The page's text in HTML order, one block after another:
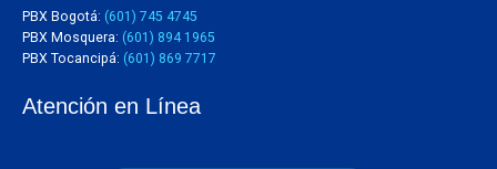
PBX Bogotá: (601) 745 4745
PBX Mosquera: (601) 894 1965
PBX Tocancipá: (601) 869 7717
Atención en Línea